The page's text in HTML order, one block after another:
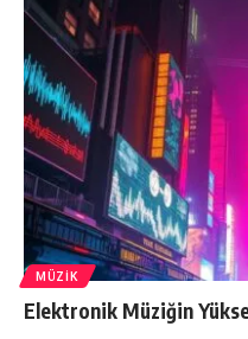
MÜZIK
Elektronik Müziğin